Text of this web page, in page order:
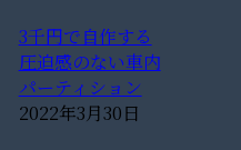
3千円で自作する
圧迫感のない車内
パーティション
2022年3月30日